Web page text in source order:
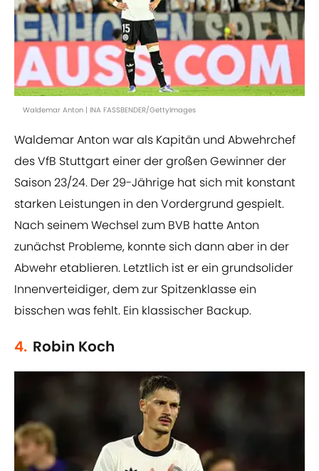
Waldemar Anton | INA FASSBENDER/GettyImages
Waldemar Anton war als Kapitän und Abwehrchef
des VfB Stuttgart einer der großen Gewinner der
Saison 23/24. Der 29-Jährige hat sich mit konstant
starken Leistungen in den Vordergrund gespielt.
Nach seinem Wechsel zum BVB hatte Anton
zunächst Probleme, konnte sich dann aber in der
Abwehr etablieren. Letztlich ist er ein grundsolider
Innenverteidiger, dem zur Spitzenklasse ein
bisschen was fehlt. Ein klassischer Backup.
4. Robin Koch